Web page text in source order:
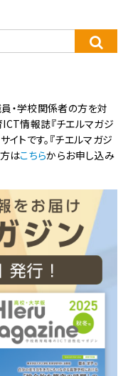
・学校関係者の方を対
ICT情報誌『チエルマガジ
トです。『チエルマガジ
はこちらからお申し込み